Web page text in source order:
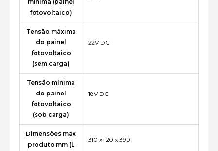
mínima (painel
fotovoltaico)
Tensão máxima
do painel
fotovoltaico
(sem carga)
22V DC
Tensão mínima
do painel
fotovoltaico
(sob carga)
18V DC
Dimensões max
produto mm (L
310 x 120 x 390